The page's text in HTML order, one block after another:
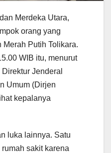
Merdeka Utara,
orang yang
Putih Tolikara.
WIB itu, menurut
Jenderal
Umum (Dirjen
kepalanya
luka lainnya. Satu
sakit karena